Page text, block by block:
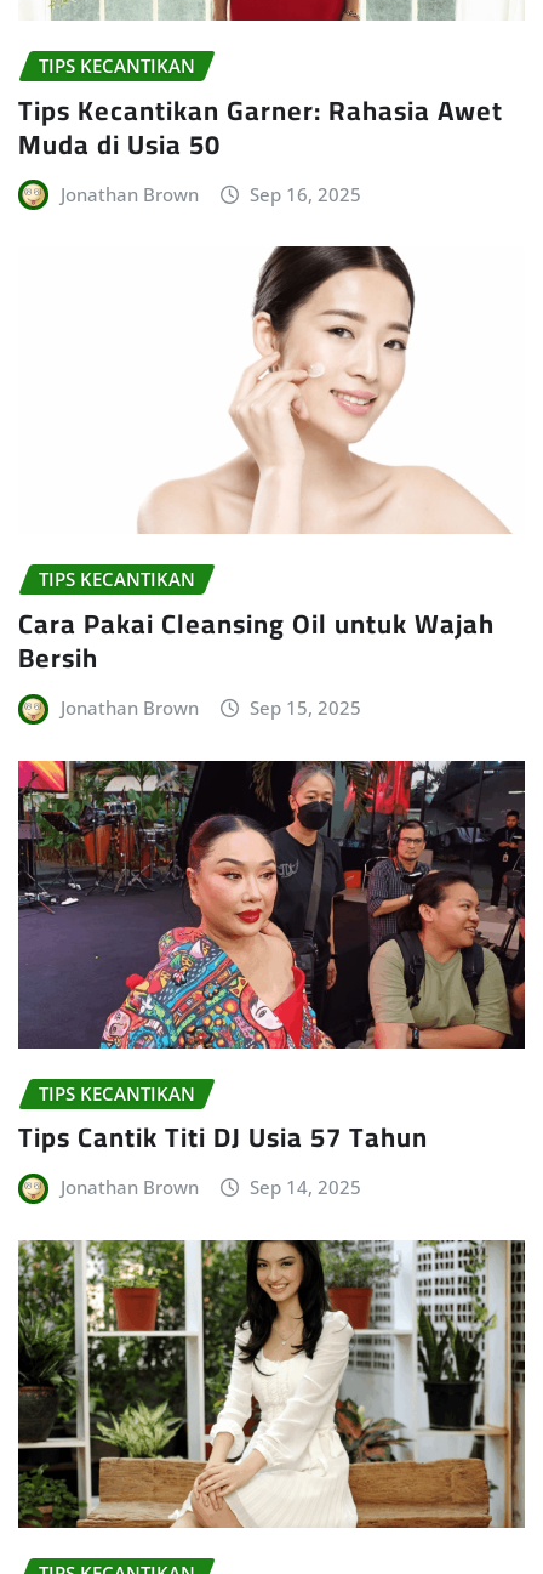
TIPS KECANTIKAN
Tips Kecantikan Garner: Rahasia Awet
Muda di Usia 50
Jonathan Brown Sep 16, 2025
TIPS KECANTIKAN
Cara Pakai Cleansing Oil untuk Wajah
Bersih
Jonathan Brown Sep 15, 2025
TIPS KECANTIKAN
Tips Cantik Titi DJ Usia 57 Tahun
Jonathan Brown Sep 14, 2025